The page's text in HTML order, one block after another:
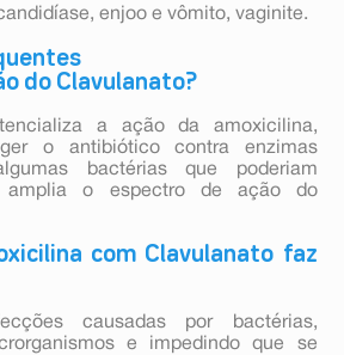
enjoo e vômito, vaginite.
do Clavulanato?
a ação da amoxicilina,
o antibiótico contra enzimas
bactérias que poderiam
amplia o espectro de ação do
com Clavulanato faz
causadas por bactérias,
e impedindo que se